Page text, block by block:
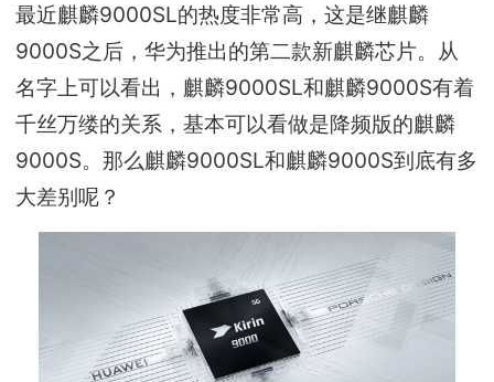
最近麒麟9000SL的热度非常高，这是继麒麟
9000S之后，华为推出的第二款新麒麟芯片。从
名字上可以看出，麒麟9000SL和麒麟9000S有着
千丝万缕的关系，基本可以看做是降频版的麒麟
9000S。那么麒麟9000SL和麒麟9000S到底有多
大差别呢？